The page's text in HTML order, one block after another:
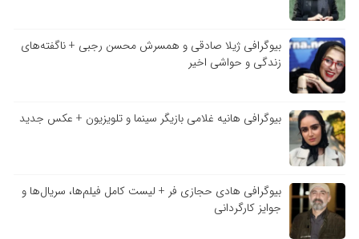
بیوگرافی ژیلا صادقی و همسرش محسن رجبی + ناگفته‌های
زندگی و حواشی اخیر
بیوگرافی هانیه غلامی بازیگر سینما و تلویزیون + عکس جدید
بیوگرافی هادی حجازی فر + لیست کامل فیلم‌ها، سریال‌ها و
جوایز کارگردانی